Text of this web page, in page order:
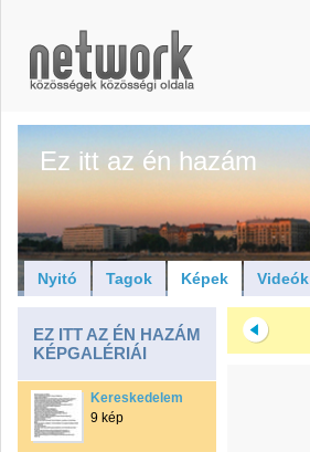
Ez itt az én hazám
Nyitó Tagok Képek Videók
EZ ITT AZ ÉN HAZÁM
KÉPGALÉRIÁI
Kereskedelem
9 kép